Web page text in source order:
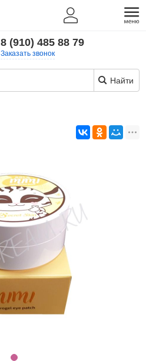
8 (910) 485 88 79
Заказать звонок
Найти